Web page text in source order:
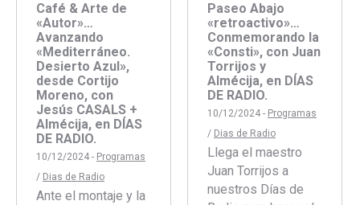
Café & Arte de
«Autor»…
Avanzando
«Mediterráneo.
Desierto Azul»,
desde Cortijo
Moreno, con
Jesús CASALS +
Almécija, en DÍAS
DE RADIO.
10/12/2024 - Programas
/ Dias de Radio
Ante el montaje y la
Paseo Abajo
«retroactivo»…
Conmemorando la
«Consti», con Juan
Torrijos y
Almécija, en DÍAS
DE RADIO.
10/12/2024 - Programas
/ Dias de Radio
Llega el maestro
Juan Torrijos a
nuestros Días de